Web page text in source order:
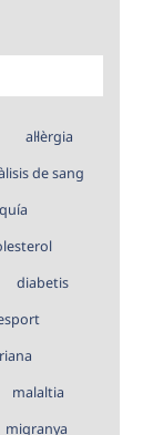
al·lèrgia
de sang
diabetis
malaltia
migranya